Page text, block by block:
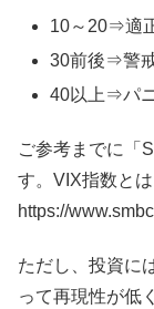
10～20⇒適
30前後⇒警
40以上⇒パ
ご参考までに「
す。VIX指数とは
https://
ただし、投資に
って再現性が低